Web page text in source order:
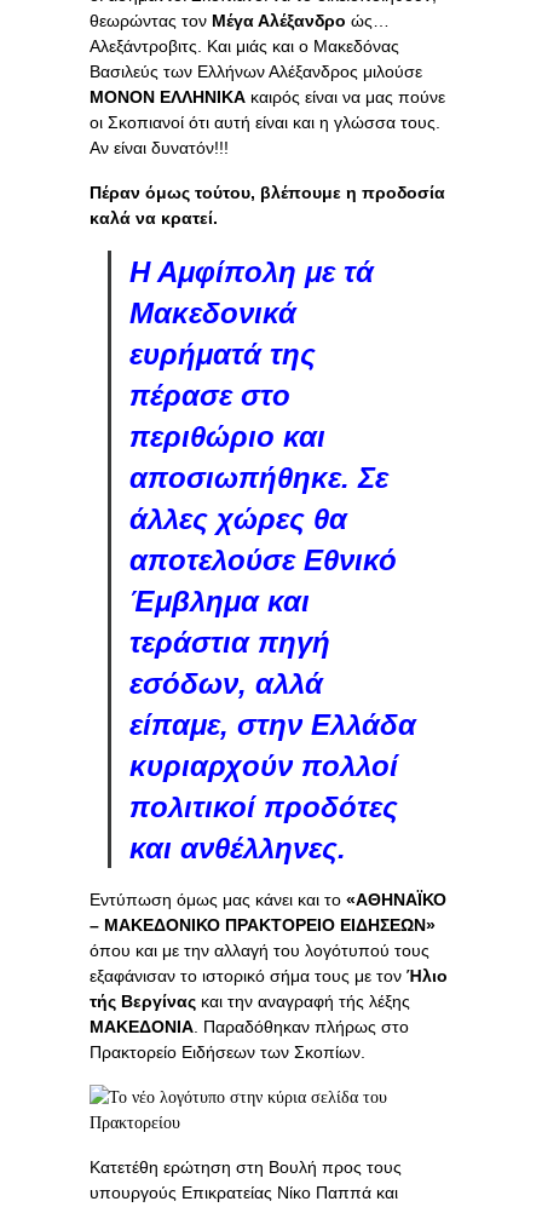
θεωρώντας τον Μέγα Αλέξανδρο ώς…
Αλεξάντροβιτς. Και μιάς και ο Μακεδόνας
Βασιλεύς των Ελλήνων Αλέξανδρος μιλούσε
ΜΟΝΟΝ ΕΛΛΗΝΙΚΑ καιρός είναι να μας πούνε
οι Σκοπιανοί ότι αυτή είναι και η γλώσσα τους.
Αν είναι δυνατόν!!!
Πέραν όμως τούτου, βλέπουμε η προδοσία
καλά να κρατεί.
Η Αμφίπολη με τά
Μακεδονικά
ευρήματά της
πέρασε στο
περιθώριο και
αποσιωπήθηκε. Σε
άλλες χώρες θα
αποτελούσε Εθνικό
Έμβλημα και
τεράστια πηγή
εσόδων, αλλά
είπαμε, στην Ελλάδα
κυριαρχούν πολλοί
πολιτικοί προδότες
και ανθέλληνες.
Εντύπωση όμως μας κάνει και το «ΑΘΗΝΑΪΚΟ
– ΜΑΚΕΔΟΝΙΚΟ ΠΡΑΚΤΟΡΕΙΟ ΕΙΔΗΣΕΩΝ»
όπου και με την αλλαγή του λογότυπού τους
εξαφάνισαν το ιστορικό σήμα τους με τον Ήλιο
τής Βεργίνας και την αναγραφή τής λέξης
ΜΑΚΕΔΟΝΙΑ . Παραδόθηκαν πλήρως στο
Πρακτορείο Ειδήσεων των Σκοπίων.
Κατετέθη ερώτηση στη Βουλή προς τους
υπουργούς Επικρατείας Νίκο Παππά και